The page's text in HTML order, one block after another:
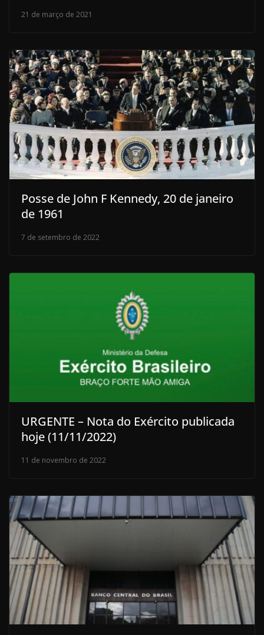
21 de março de 2021
Posse de John F Kennedy, 20 de janeiro
de 1961
7 de setembro de 2022
URGENTE – Nota do Exército publicada
hoje (11/11/2022)
11 de novembro de 2022